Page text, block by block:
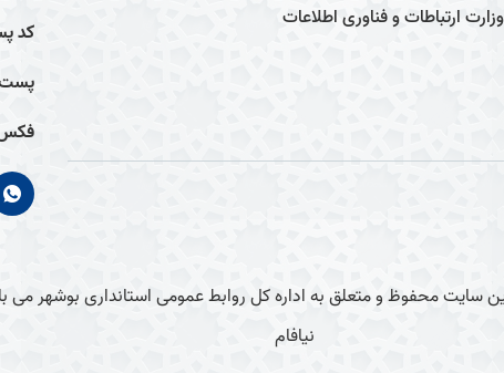
وزارت ارتباطات و فناوری اطلاعات
کد
پست
سایت محفوظ و متعلق به اداره کل روابط عمومی استانداری بوشهر می
نیافام